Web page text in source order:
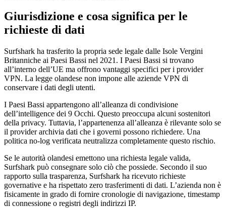
Giurisdizione e cosa significa per le
richieste di dati
Surfshark ha trasferito la propria sede legale dalle Isole Vergini
Britanniche ai Paesi Bassi nel 2021. I Paesi Bassi si trovano
all’interno dell’UE ma offrono vantaggi specifici per i provider
VPN. La legge olandese non impone alle aziende VPN di
conservare i dati degli utenti.
I Paesi Bassi appartengono all’alleanza di condivisione
dell’intelligence dei 9 Occhi. Questo preoccupa alcuni sostenitori
della privacy. Tuttavia, l’appartenenza all’alleanza è rilevante solo se
il provider archivia dati che i governi possono richiedere. Una
politica no-log verificata neutralizza completamente questo rischio.
Se le autorità olandesi emettono una richiesta legale valida,
Surfshark può consegnare solo ciò che possiede. Secondo il suo
rapporto sulla trasparenza, Surfshark ha ricevuto richieste
governative e ha rispettato zero trasferimenti di dati. L’azienda non è
fisicamente in grado di fornire cronologie di navigazione, timestamp
di connessione o registri degli indirizzi IP.